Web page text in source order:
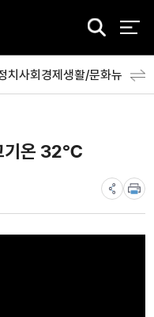
검
치사회경제생활/문화뉴스특
기온 32℃